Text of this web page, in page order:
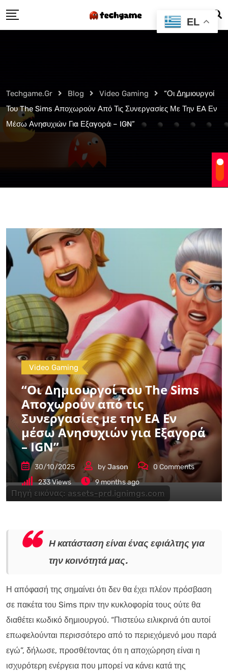
to
Techgame.gr Blog Video Gaming
“Οι Δημιουργοί
Του The Sims Αποχωρούν Από Τις Συνεργασίες Με Την EA Εν
Μέσω Ανησυχιών Για Εξαγορά – IGN”
Πηγή εικόνας: assets-prd.ignimgs.com
Video Gaming
“Οι Δημιουργοί του The Sims
Αποχωρούν από τις
Συνεργασίες με την EA Εν
μέσω Ανησυχιών για Εξαγορά
– IGN”
30/10/2025 byJason 0 Comments
233Views 9 months ago
Η κατάσταση είναι ένας εφιάλτης για
την κοινότητά μας.
Η απόφασή της σημαίνει ότι δεν θα έχει πλέον πρόσβαση
σε πακέτα του Sims πριν την κυκλοφορία τους ούτε θα
διαθέτει κωδικό δημιουργού. “Πιστεύω ειλικρινά ότι αυτοί
επωφελούνται περισσότερο από το περιεχόμενό μου παρά
εγώ”, δήλωσε, προσθέτοντας ότι η αποχώρηση είναι η
ισχυρότερη ενέργεια που μπορεί να κάνει κατά της
EL